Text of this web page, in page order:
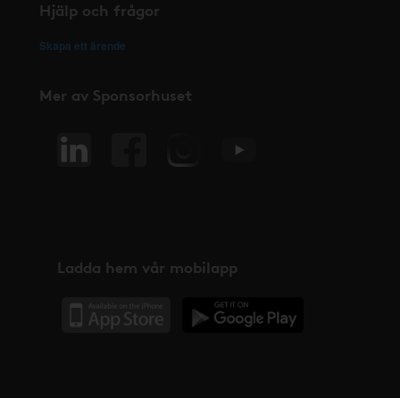
Hjälp och frågor
Skapa ett ärende
Mer av Sponsorhuset
Ladda hem vår mobilapp